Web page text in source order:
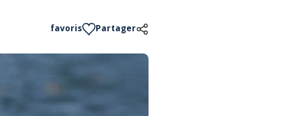
favoris Partager